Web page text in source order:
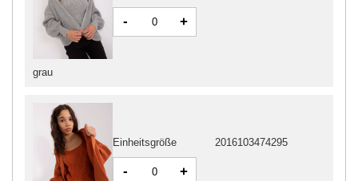
grau
- +
Einheitsgröße 2016103474295
- +